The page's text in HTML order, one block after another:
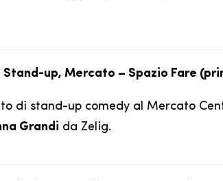
Stand-up, Mercato – Spazio Fare
di stand-up comedy al Mercato
Grandi da Zelig.